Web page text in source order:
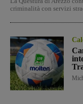
criminalità con servizi